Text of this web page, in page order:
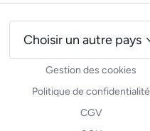
Gestion des cookies
Politique de confidentialité
CGV
Choisir un autre pays